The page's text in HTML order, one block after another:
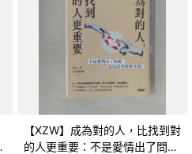
【XZW】成為對的人，比找到對
的人更重要：不是愛情出了問